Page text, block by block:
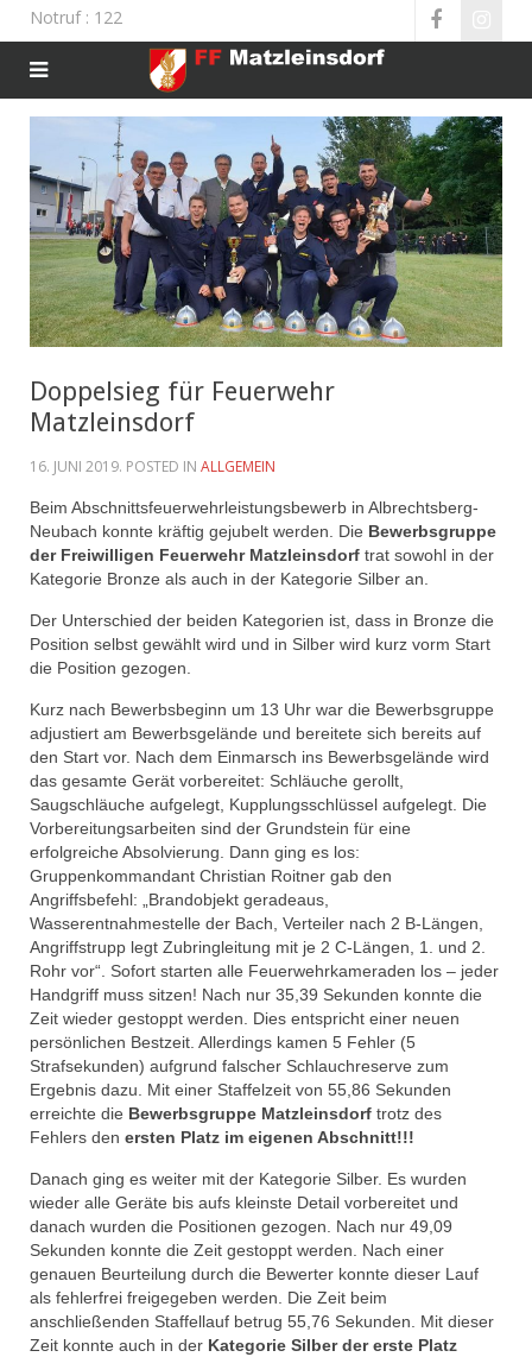
Notruf: 122
Doppelsieg für Feuerwehr
Matzleinsdorf
16. JUNI 2019. POSTED IN ALLGEMEIN
Beim Abschnittsfeuerwehrleistungsbewerb in Albrechtsberg-
Neubach konnte kräftig gejubelt werden. Die Bewerbsgruppe
der Freiwilligen Feuerwehr Matzleinsdorf trat sowohl in der
Kategorie Bronze als auch in der Kategorie Silber an.
Der Unterschied der beiden Kategorien ist, dass in Bronze die
Position selbst gewählt wird und in Silber wird kurz vorm Start
die Position gezogen.
Kurz nach Bewerbsbeginn um 13 Uhr war die Bewerbsgruppe
adjustiert am Bewerbsgelände und bereitete sich bereits auf
den Start vor. Nach dem Einmarsch ins Bewerbsgelände wird
das gesamte Gerät vorbereitet: Schläuche gerollt,
Saugschläuche aufgelegt, Kupplungsschlüssel aufgelegt. Die
Vorbereitungsarbeiten sind der Grundstein für eine
erfolgreiche Absolvierung. Dann ging es los:
Gruppenkommandant Christian Roitner gab den
Angriffsbefehl: „Brandobjekt geradeaus,
Wasserentnahmestelle der Bach, Verteiler nach 2 B-Längen,
Angriffstrupp legt Zubringleitung mit je 2 C-Längen, 1. und 2.
Rohr vor“. Sofort starten alle Feuerwehrkameraden los – jeder
Handgriff muss sitzen! Nach nur 35,39 Sekunden konnte die
Zeit wieder gestoppt werden. Dies entspricht einer neuen
persönlichen Bestzeit. Allerdings kamen 5 Fehler (5
Strafsekunden) aufgrund falscher Schlauchreserve zum
Ergebnis dazu. Mit einer Staffelzeit von 55,86 Sekunden
erreichte die Bewerbsgruppe Matzleinsdorf trotz des
Fehlers den ersten Platz im eigenen Abschnitt!!!
Danach ging es weiter mit der Kategorie Silber. Es wurden
wieder alle Geräte bis aufs kleinste Detail vorbereitet und
danach wurden die Positionen gezogen. Nach nur 49,09
Sekunden konnte die Zeit gestoppt werden. Nach einer
genauen Beurteilung durch die Bewerter konnte dieser Lauf
als fehlerfrei freigegeben werden. Die Zeit beim
anschließenden Staffellauf betrug 55,76 Sekunden. Mit dieser
Zeit konnte auch in der Kategorie Silber der erste Platz